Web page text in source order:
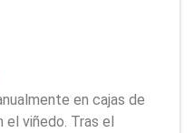
en cajas de
el viñedo. Tras el